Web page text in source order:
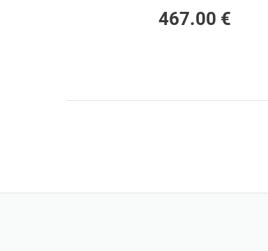
467.00 €